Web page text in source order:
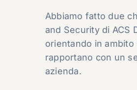
Abbiamo fatto due
and Security di ACS
orientando in
rapportano con un
azienda.